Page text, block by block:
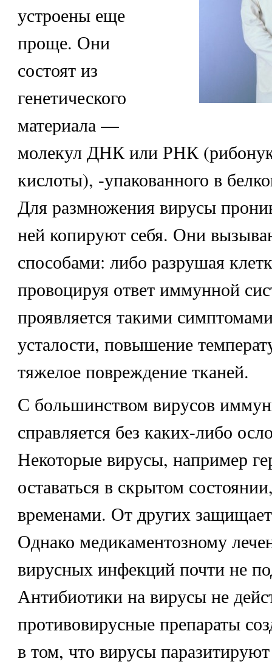
устроены еще
проще. Они
состоят из
генетического
материала —
молекул ДНК или РНК
кислоты), -упакованного в
Для размножения вирусы
ней копируют себя. Они
способами: либо разрушая
провоцируя ответ иммунной
проявляется такими
усталости, повышение
тяжелое повреждение тканей.
С большинством вирусов
справляется без каких-либо
Некоторые вирусы, например
оставаться в скрытом
временами. От других
Однако медикаментозному
вирусных инфекций почти не
Антибиотики на вирусы не
противовирусные препараты
в том, что вирусы